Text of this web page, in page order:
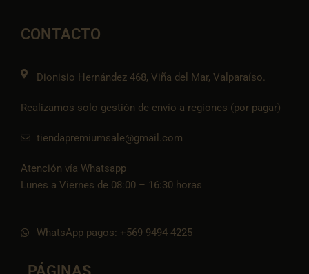
o
k
r
a
p
e
CONTACTO
Dionisio Hernández 468, Viña del Mar, Valparaíso.
Realizamos solo gestión de envío a regiones (por pagar)
tiendapremiumsale@gmail.com
Atención vía Whatsapp
Lunes a Viernes de 08:00 – 16:30 horas
WhatsApp pagos: +569 9494 4225